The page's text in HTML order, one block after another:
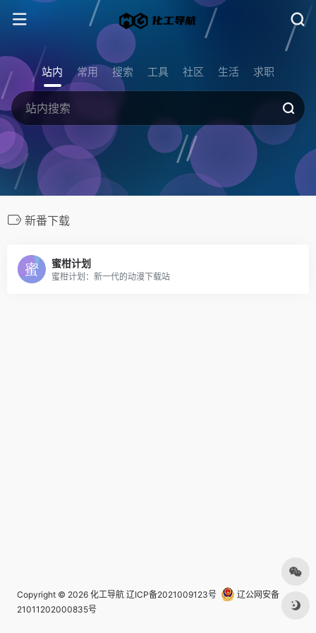
站内 常用 搜索 工具 社区 生活 求职
新番下载
蜜柑计划
蜜柑计划：新一代的动漫下载站
Copyright © 2026 化工导航 辽ICP备2021009123号
辽公网安备
21011202000835号